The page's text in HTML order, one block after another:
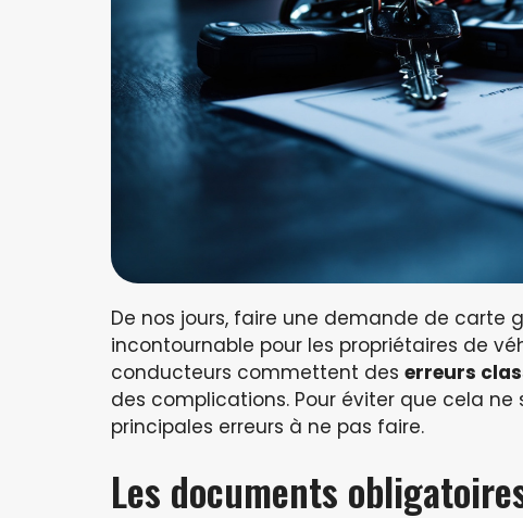
De nos jours, faire une demande de carte
incontournable pour les propriétaires de
conducteurs commettent des erreurs
des complications. Pour éviter que cela
principales erreurs à ne pas faire.
Les documents